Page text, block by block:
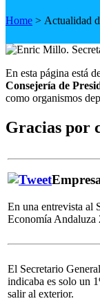
Home > Actualidad
En esta página está
Consejería de
como organismos
Gracias por
En una entrevista al
Economía Andaluza
El Secretario
indicaba es solo un
salir al exterior.